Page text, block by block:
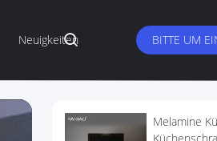
Neuigkeiten BITTE UM
Melamine